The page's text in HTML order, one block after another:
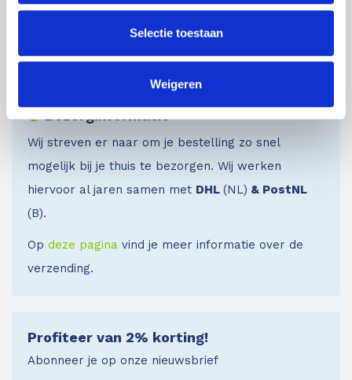
Selectie toestaan
Weigeren
Bezorginformatie
Wij streven er naar om je bestelling zo snel
mogelijk bij je thuis te bezorgen. Wij werken
hiervoor al jaren samen met DHL (NL) & PostNL
(B).
Op deze pagina vind je meer informatie over de
verzending.
Profiteer van 2% korting!
Abonneer je op onze nieuwsbrief